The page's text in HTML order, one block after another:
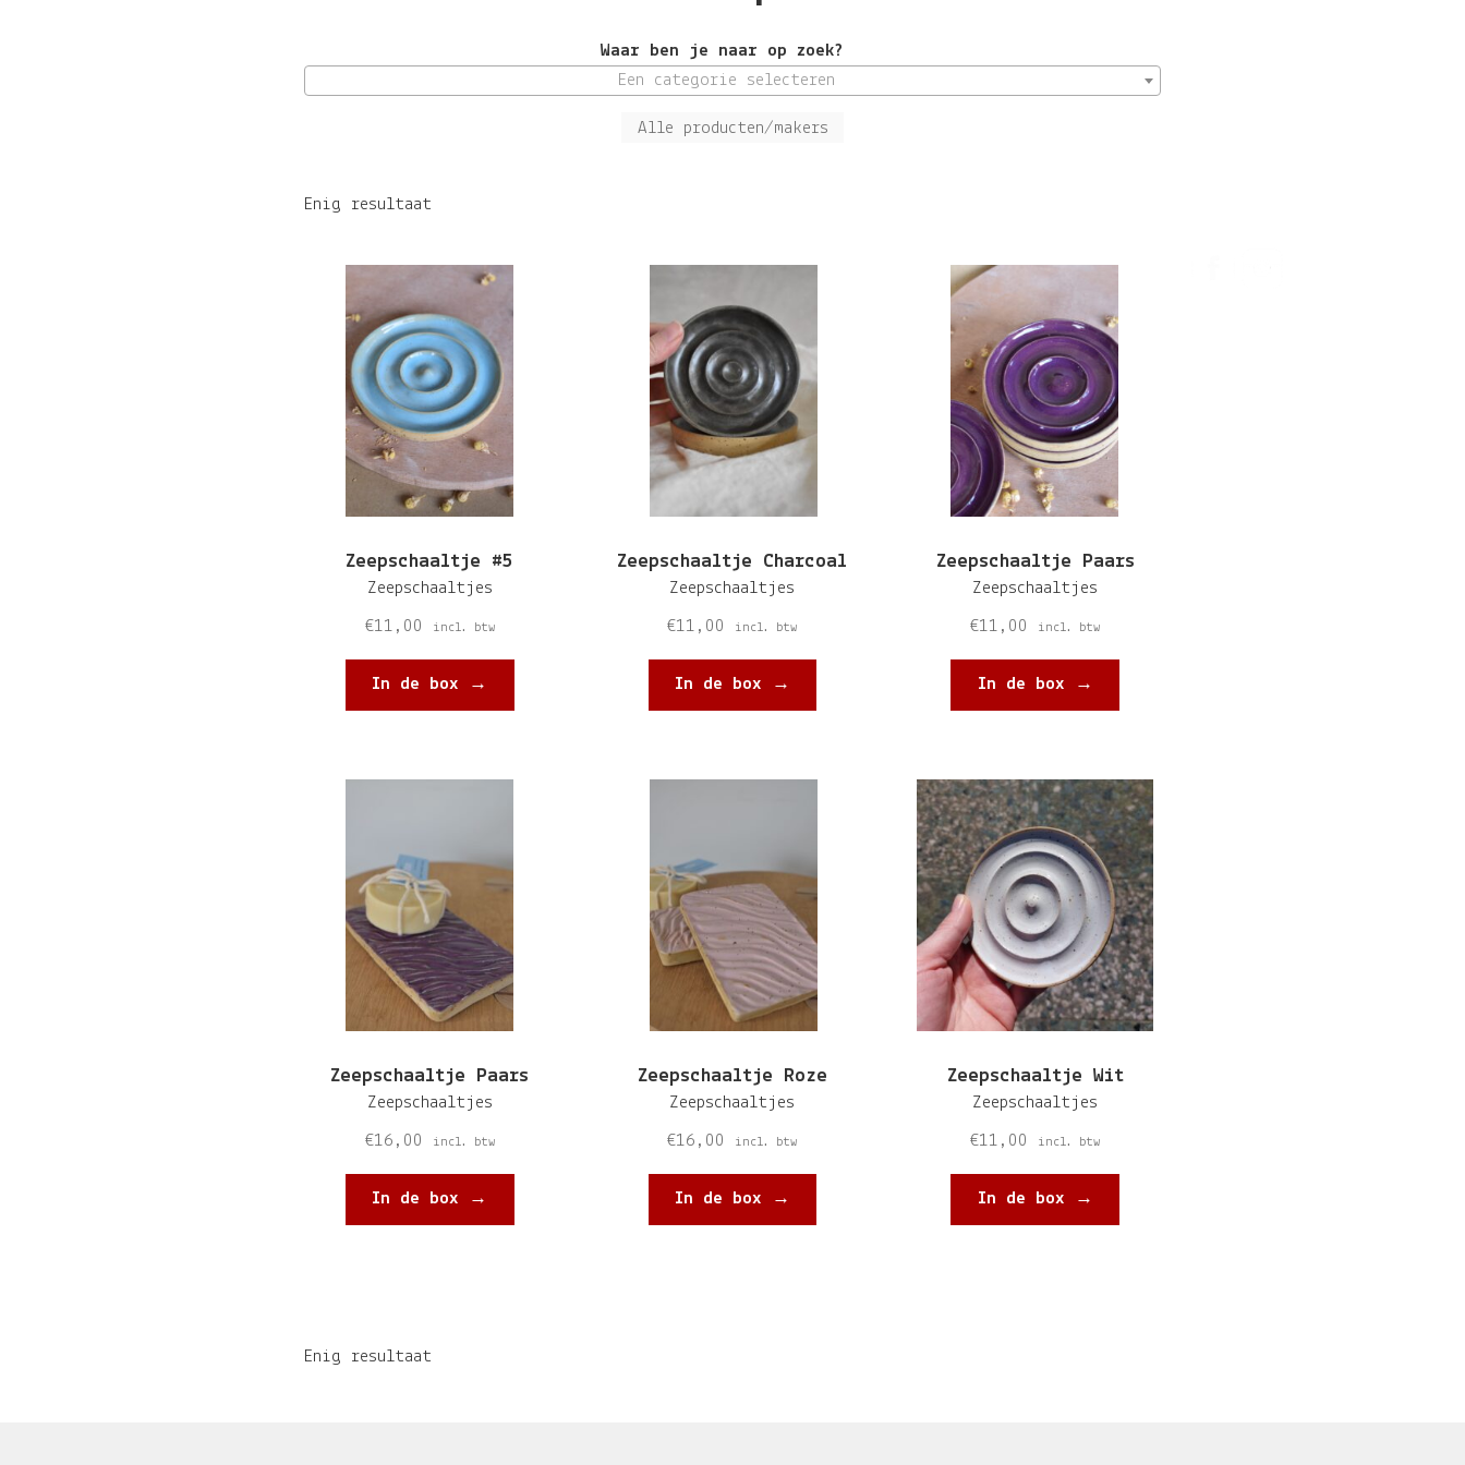
Waar ben je naar op zoek?
Een categorie selecteren
Alle producten/makers
Enig resultaat
Zeepschaaltje #5
Zeepschaaltjes
€11,00 incl. btw
In de box →
Zeepschaaltje Charcoal
Zeepschaaltjes
€11,00 incl. btw
In de box →
Zeepschaaltje Paars
Zeepschaaltjes
€11,00 incl. btw
In de box →
Zeepschaaltje Paars
Zeepschaaltjes
€16,00 incl. btw
In de box →
Zeepschaaltje Roze
Zeepschaaltjes
€16,00 incl. btw
In de box →
Zeepschaaltje Wit
Zeepschaaltjes
€11,00 incl. btw
In de box →
Enig resultaat